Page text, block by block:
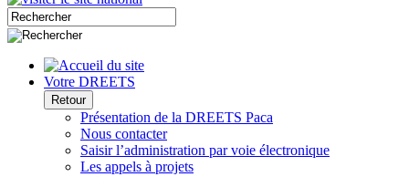
Votre DREETS
Retour
Présentation de la DREETS Paca
Nous contacter
Saisir l’administration par voie électronique
Les appels à projets